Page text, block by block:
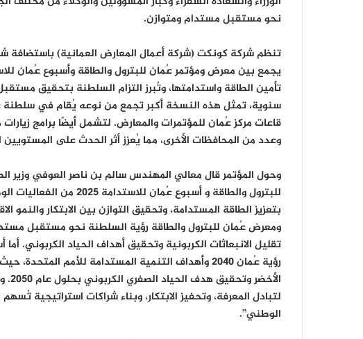
نحو مستقبل مستدام ومتوازن.
تنظم شركة كونكت (شركة أعمال المعارض العمانية) باستضافة
يجمع بين معرض ومؤتمر عُمان للبترول والطاقة وأسبوع عُمان
تأمين الطاقة واستدامتها، وتُبرز التزام السلطنة بتحقيق
سنوية، تمثل هذه النسخة أكبر تجمع من نوعه يُقام في سلطنة
قاعات مركز عُمان للمؤتمرات والمعارض. لتشمل أيضًا برامج
وعدد من المحافظات الأخرى، مما يُعزز أثر الحدث على المستويين
وحول المؤتمر قال معالي المهندس سالم بن ناصر العوفي وزير
للبترول والطاقة و أسبوع
بتعزيز الطاقة المستدامة، وتحقيق التوازن بين الابتكار
ومعرض عُمان للبترول والطاقة رؤية السلطنة نحو مستقبل
تقليل الانبعاثات الكربونية وتحقيق أهداف الحياد الكربوني.
رؤية عُمان 2040 وأهداف التنمية المستدامة للأمم
لتبادل المعرفة، وتحفيز الابتكار، وبناء شراكات استراتيجية
الوطني”.